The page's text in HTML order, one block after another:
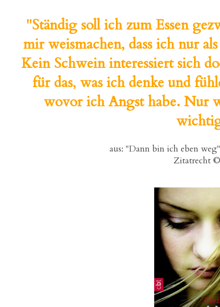
"Ständig soll ich zum Essen
mir weismachen, dass ich nur
Kein Schwein interessiert sich
für das, was ich denke und
wovor ich Angst habe. Nur
aus: "Dann bin ich eben
Zitatrecht